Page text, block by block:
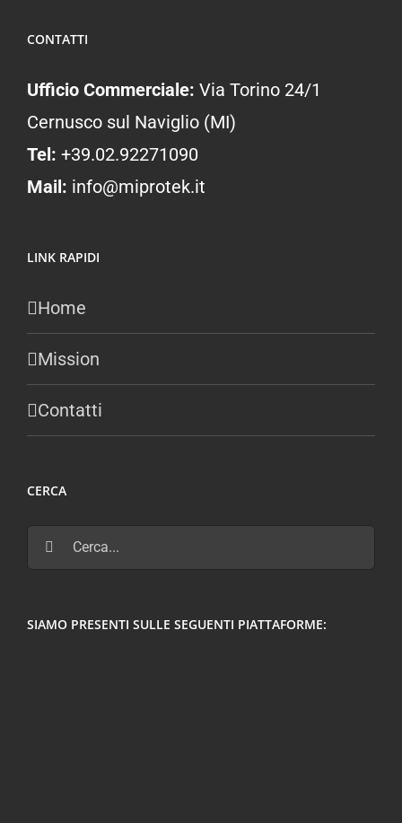
CONTATTI
Ufficio Commerciale: Via Torino 24/1
Cernusco sul Naviglio (MI)
Tel: +39.02.92271090
Mail: info@miprotek.it
LINK RAPIDI
Home
Mission
Contatti
CERCA
Cerca
per:
SIAMO PRESENTI SULLE SEGUENTI PIATTAFORME: